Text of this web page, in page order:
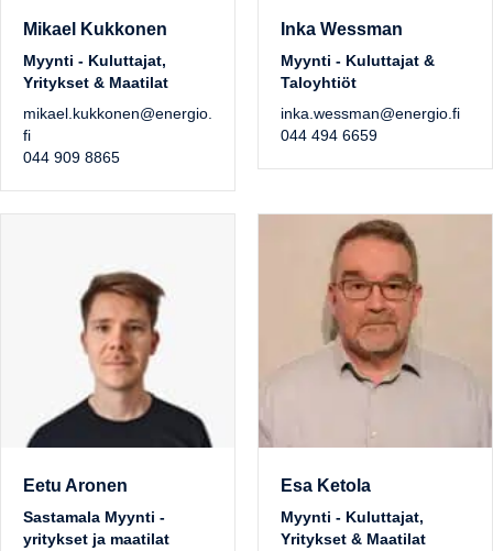
Mikael Kukkonen
Myynti - Kuluttajat,
Yritykset & Maatilat
mikael.kukkonen@energio.
fi
044 909 8865
Inka Wessman
Myynti - Kuluttajat &
Taloyhtiöt
inka.wessman@energio.fi
044 494 6659
Eetu Aronen
Sastamala Myynti -
yritykset ja maatilat
Esa Ketola
Myynti - Kuluttajat,
Yritykset & Maatilat